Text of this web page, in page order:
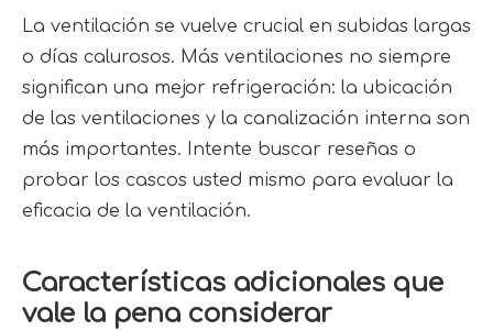
La ventilación se vuelve crucial en subidas largas
o días calurosos. Más ventilaciones no siempre
significan una mejor refrigeración: la ubicación
de las ventilaciones y la canalización interna son
más importantes. Intente buscar reseñas o
probar los cascos usted mismo para evaluar la
eficacia de la ventilación.
Características adicionales que
vale la pena considerar